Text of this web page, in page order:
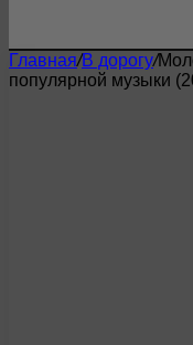
Главная/В дорогу/
популярной музыки